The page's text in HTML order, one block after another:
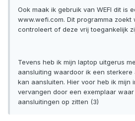
Ook maak ik gebruik van WEFI dit is
www.wefi.com. Dit programma
controleert of deze vrij toegankelijk
Tevens heb ik mijn laptop uitgerus
aansluiting waardoor ik een
kan aansluiten. Hier voor heb ik mijn
vervangen door een exemplaar
aansluitingen op zitten (3)